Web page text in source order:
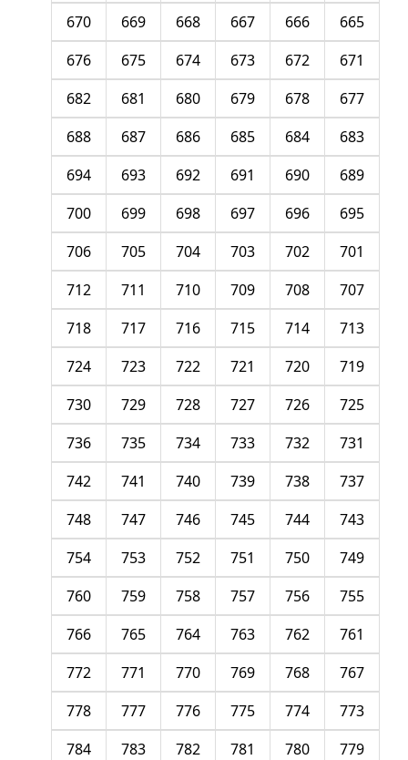
665
666
667
668
669
670
671
672
673
674
675
676
677
678
679
680
681
682
683
684
685
686
687
688
689
690
691
692
693
694
695
696
697
698
699
700
701
702
703
704
705
706
707
708
709
710
711
712
713
714
715
716
717
718
719
720
721
722
723
724
725
726
727
728
729
730
731
732
733
734
735
736
737
738
739
740
741
742
743
744
745
746
747
748
749
750
751
752
753
754
755
756
757
758
759
760
761
762
763
764
765
766
767
768
769
770
771
772
773
774
775
776
777
778
779
780
781
782
783
784